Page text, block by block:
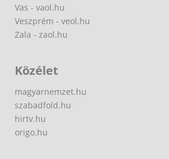
Vas - vaol.hu
Veszprém - veol.hu
Zala - zaol.hu
Közélet
magyarnemzet.hu
szabadfold.hu
hirtv.hu
origo.hu